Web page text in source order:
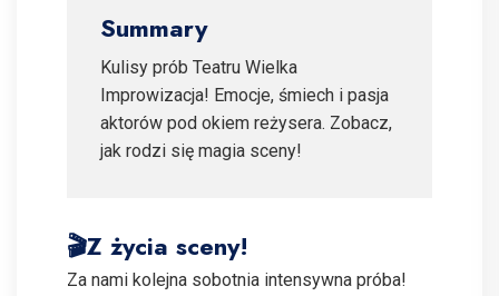
Summary
Kulisy prób Teatru Wielka
Improwizacja! Emocje, śmiech i pasja
aktorów pod okiem reżysera. Zobacz,
jak rodzi się magia sceny!
🎬Z życia sceny!
Za nami kolejna sobotnia intensywna próba!